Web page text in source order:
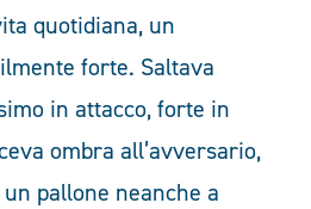
quotidiana, un
forte. Saltava
in attacco, forte in
ombra all’avversario,
pallone neanche a